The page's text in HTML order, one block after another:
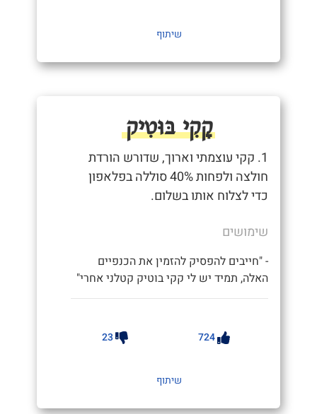
שיתוף
קָקִי בּוּטִיק
1. קקי עוצמתי וארוך, שדורש הורדת
חולצה ולפחות 40% סוללה בפלאפון
כדי לצלוח אותו בשלום.
שימושים
- "חייבים להפסיק להזמין את הכנפיים
האלה, תמיד יש לי קקי בוטיק קטלני אחרי"
724
23
שיתוף